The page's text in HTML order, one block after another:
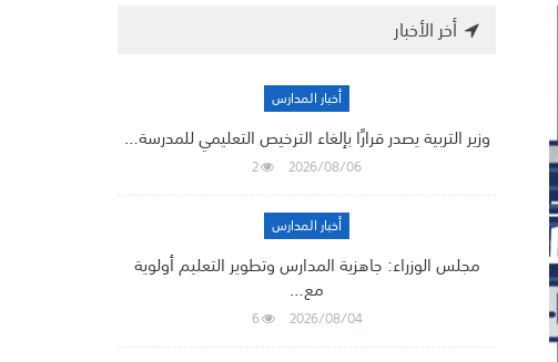
أخر الأخبار
أخبار المدارس
وزير التربية يصدر قرارًا بإلغاء الترخيص التعليمي للمدرسة…
2026/08/06
2
أخبار المدارس
مجلس الوزراء: جاهزية المدارس وتطوير التعليم أولوية
مع…
2026/08/04
6